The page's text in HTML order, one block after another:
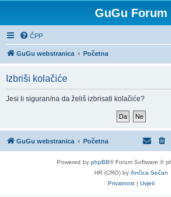
GuGu Forum
ČPP
GuGu webstranica Početna
Izbriši kolačiće
Jesi li siguran/na da želiš izbrisati kolačiće?
GuGu webstranica Početna
Powered by phpBB® Forum Software ©
HR (CRO) by Ančica Sečan
Privatnost | Uvjeti